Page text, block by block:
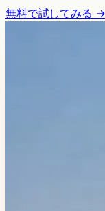
無料で試してみる →